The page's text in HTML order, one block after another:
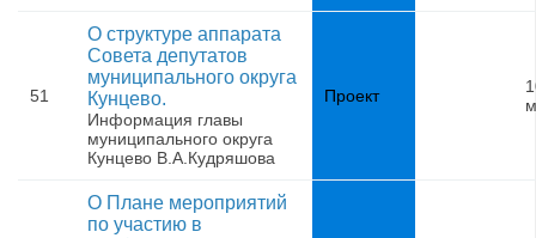
51
О структуре аппарата
Совета депутатов
муниципального округа
Кунцево.
Информация главы
муниципального округа
Кунцево В.А.Кудряшова
Проект
О Плане мероприятий
по участию в